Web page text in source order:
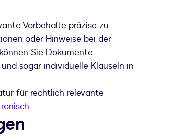
Vorbehalte präzise zu
oder Hinweise bei der
können Sie Dokumente
sogar individuelle Klauseln in
für rechtlich relevante